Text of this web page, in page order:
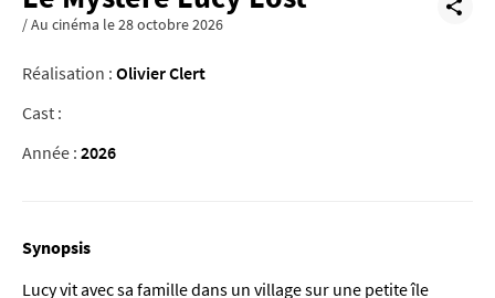
/ Au cinéma le 28 octobre 2026
Réalisation : Olivier Clert
Cast :
Année : 2026
Synopsis
Lucy vit avec sa famille dans un village sur une petite île